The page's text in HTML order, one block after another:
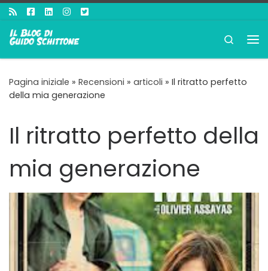
Passa al contenuto
Search
Pagina iniziale » Recensioni » articoli » Il ritratto perfetto
della mia generazione
Il ritratto perfetto della
mia generazione